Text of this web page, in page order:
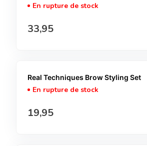
En rupture de stock
Prix normal
33,95
Real Techniques Brow Styling Set
En rupture de stock
Prix normal
19,95